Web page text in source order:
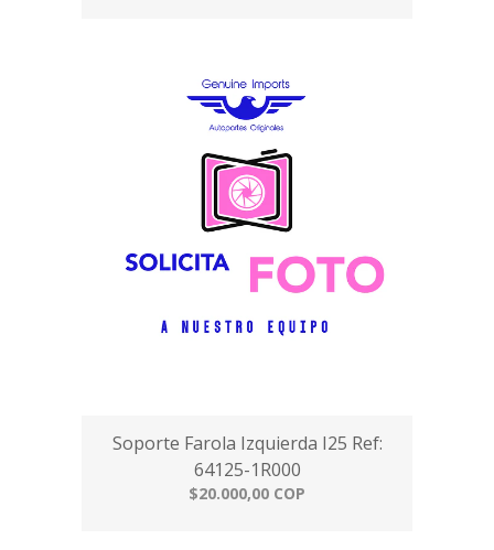
Soporte Farola Izquierda I25 Ref:
64125-1R000
$20.000,00 COP